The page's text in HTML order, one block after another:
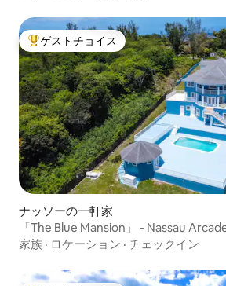
大好評のゲストチョイスです。
ゲストチョイス
ナッソーの一軒家
「The Blue Mansion」 - Nassau
ー
家族 · ロケーション · チェックイン